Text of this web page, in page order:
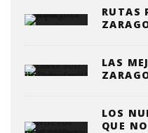
RUTAS
LAS
LOS
QUE